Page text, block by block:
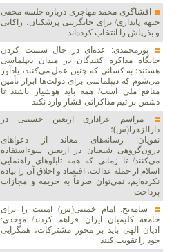
افشاگری محمد مهاجری درباره جلسه مخفی
جبهه پایداری/ برای جایگزینی پزشکیان، زاکانی
و بذرپاش را انتخاب کرده‌اند
پورمحمدی: عده‌ای در حال سست کردن
جایگاه مذاکره کنندگان در میدان دیپلماسی
هستند؛ به کسانی که چنین عمل می‌کنند، یادآور
می‌شوم که دیپلماسی برای دولت‌ها ابزار تأمین
منافع ملی است/ همه باید هوشیار باشند تا
دشمن بر تیم مذاکراتی فشار وارد نکند
مراسم عزاداری اربعین حسینی در
دارالزهرا(س)؛
نقویان: رسانه‌های معاند از دعواهای
درون‌گروهی شیعیان در اربعین سوءاستفاده
می‌کنند/ تا زمانی که همه تابلوهای راهنمایی
اسلام از جمله عدالت، اقتصاد و اخلاق آن را پیاده
نکرده‌ایم، نمی‌توان صرفاً به جریمه و مجازات
پرداخت
سامه‌یح: امام خمینی(س) امنیت را برای
جامعه کلیمیان ایران فراهم کردند/ موحدی:
ادیان الهی باید بر محور مشترکات، همگرایی
خود را تقویت کنند